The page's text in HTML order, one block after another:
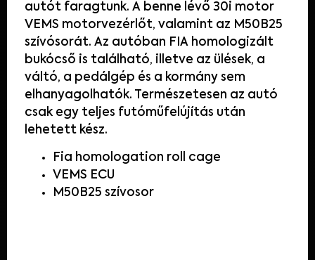
autót faragtunk. A benne lévő 30i motor
VEMS motorvezérlőt, valamint az M50B25
szívósorát. Az autóban FIA homologizált
bukócső is található, illetve az ülések, a
váltó, a pedálgép és a kormány sem
elhanyagolhatók. Természetesen az autó
csak egy teljes futóműfelújítás után
lehetett kész.
Fia homologation roll cage
VEMS ECU
M50B25 szívosor